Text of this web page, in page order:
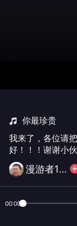
你最珍贵
我来了，各位请
好！！！谢谢小
漫游者123
00:00